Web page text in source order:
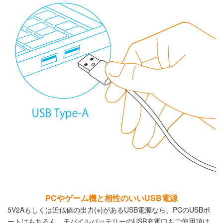
PCやゲーム機と相性のいいUSB電源
5V2Aもしくは近似値の出力(※)があるUSB電源なら、 PCのUSBポ